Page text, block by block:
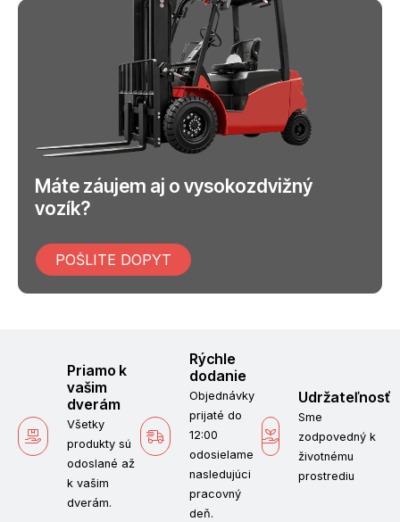
Máte záujem aj o vysokozdvižný
vozík?
POŠLITE DOPYT
Priamo k
vašim
dverám
Všetky
produkty sú
odoslané až
k vašim
dverám.
Rýchle
dodanie
Objednávky
prijaté do
12:00
odosielame
nasledujúci
pracovný
deň.
Udržateľnosť
Sme
zodpovedný k
životnému
prostrediu